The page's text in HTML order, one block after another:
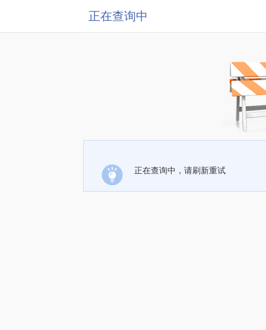
正在查询中
正在查询中，请刷新重试